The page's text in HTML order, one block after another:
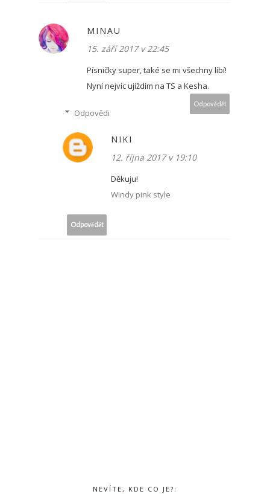
MINAU
15. září 2017 v 22:45
Písničky super, také se mi všechny líbí!
Nyní nejvíc ujíždím na TS a Kesha.
Odpovědět
Odpovědi
NIKI
12. října 2017 v 19:10
Děkuju!
Windy pink style
Odpovědět
NEVÍTE, KDE CO JE?: